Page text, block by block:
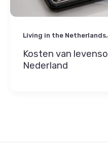
Living in the Netherlands,
Kosten van
Nederland